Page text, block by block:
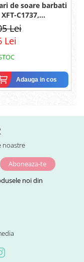
de soare barbati
C1737,
Polarizati,
Lei
Lei
Adauga in cos
noastre
noi din